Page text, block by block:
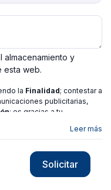
almacenamiento y
esta web.
la Finalidad; contestar a
publicitarias,
; es gracias a tu
de Acceso,Leer más
Solicitar